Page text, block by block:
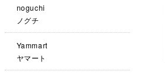
noguchi
ノグチ
Yammart
ヤマート